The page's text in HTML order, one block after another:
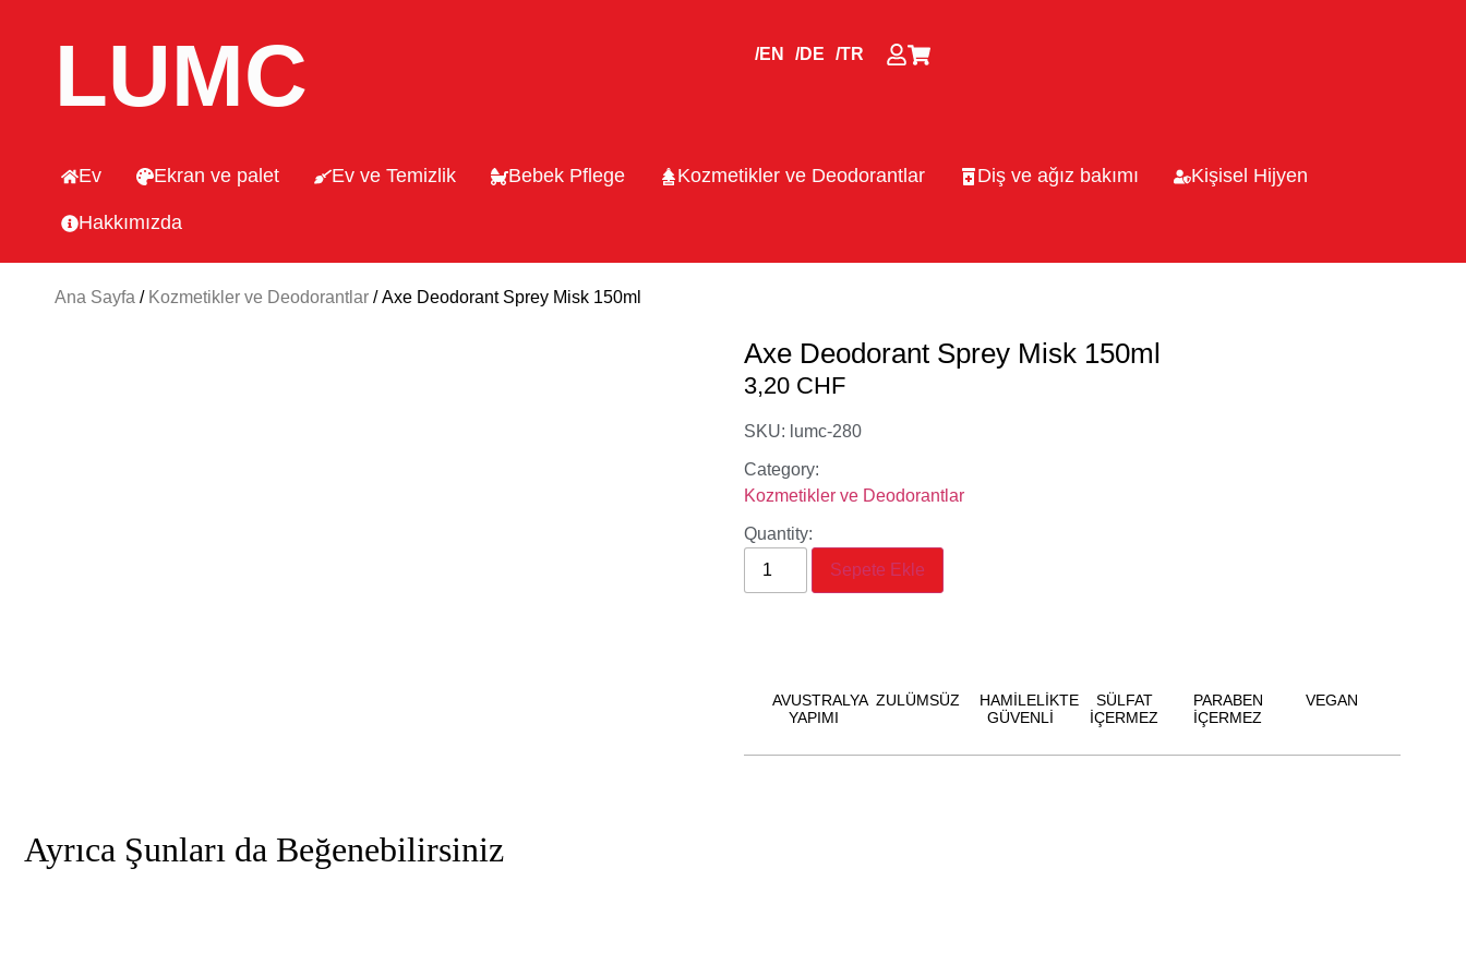
LUMC /EN /DE /TR
Ev Ekran ve palet Ev ve Temizlik Bebek Pflege Kozmetikler ve Deodorantlar Diş ve ağız bakımı Kişisel Hijyen
Hakkımızda
Ana Sayfa / Kozmetikler ve Deodorantlar / Axe Deodorant Sprey Misk 150ml
Axe Deodorant Sprey Misk 150ml
3,20 CHF
SKU: lumc-280
Category:
Kozmetikler ve Deodorantlar
Quantity:
Sepete Ekle
AVUSTRALYA
YAPIMI
ZULÜMSÜZ
HAMİLELİKTE
GÜVENLİ
SÜLFAT
İÇERMEZ
PARABEN
İÇERMEZ
VEGAN
Ayrıca Şunları da Beğenebilirsiniz